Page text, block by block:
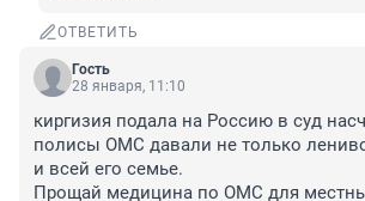
ОТВЕТИТЬ
Гость
28 января, 11:10
киргизия подала на Россию в суд
полисы ОМС давали не только
и всей его семье.
Прощай медицина по ОМС для